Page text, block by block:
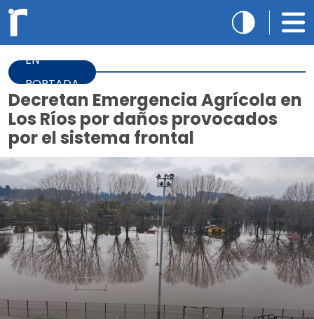
EN
PORTADA
Decretan Emergencia Agrícola en
Los Ríos por daños provocados
por el sistema frontal